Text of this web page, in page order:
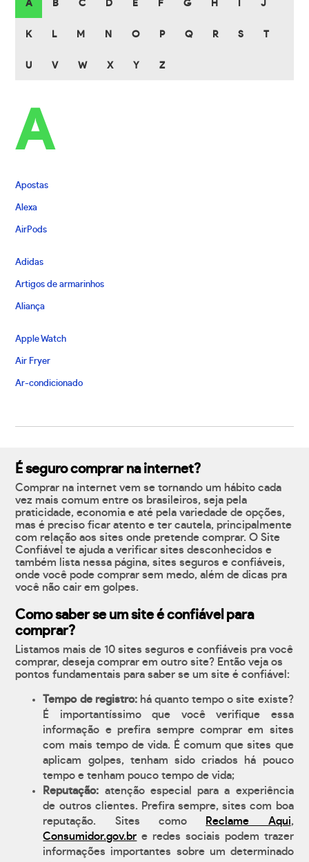
A B C D E F G H J
K L M N O P Q R S T
U V W X Y Z
A
Apostas
Alexa
AirPods
Adidas
Artigos de armarinhos
Aliança
Apple Watch
Air Fryer
Ar-condicionado
É seguro comprar na internet?
Comprar na internet vem se tornando um hábito cada
vez mais comum entre os brasileiros, seja pela
praticidade, economia e até pela variedade de opções,
mas é preciso ficar atento e ter cautela, principalmente
com relação aos sites onde pretende comprar. O Site
Confiável te ajuda a verificar sites desconhecidos e
também lista nessa página, sites seguros e confiáveis,
onde você pode comprar sem medo, além de dicas pra
você não cair em golpes.
Como saber se um site é confiável para
comprar?
Listamos mais de 10 sites seguros e confiáveis pra você
comprar, deseja comprar em outro site? Então veja os
pontos fundamentais para saber se um site é confiável:
Tempo de registro:há quanto tempo o site existe?
É importantíssimo que você verifique essa
informação e prefira sempre comprar em sites
com mais tempo de vida. É comum que sites que
aplicam golpes, tenham sido criados há pouco
tempo e tenham pouco tempo de vida;
Reputação: atenção especial para a experiência
de outros clientes. Prefira sempre, sites com boa
reputação. Sites como
Reclame Aqui,
Consumidor.gov.br e redes sociais podem trazer
informações importantes sobre um determinado